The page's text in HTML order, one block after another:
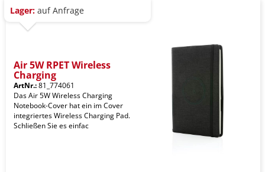
Lager: auf Anfrage
Air 5W RPET Wireless
Charging
ArtNr.:81_774061
Das Air 5W Wireless Charging
Notebook-Cover hat ein im Cover
integriertes Wireless Charging Pad.
Schließen Sie es einfac